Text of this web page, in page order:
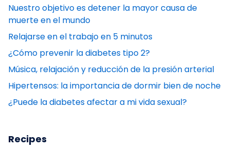
Nuestro objetivo es detener la mayor causa de
muerte en el mundo
Relajarse en el trabajo en 5 minutos
¿Cómo prevenir la diabetes tipo 2?
Música, relajación y reducción de la presión arterial
Hipertensos: la importancia de dormir bien de noche
¿Puede la diabetes afectar a mi vida sexual?
Recipes